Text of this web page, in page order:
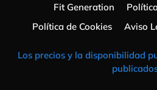
Fit Generation
Política de Cookies
Aviso
Los precios y la disponibilidad